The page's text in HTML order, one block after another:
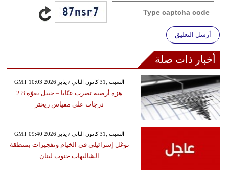
أرسل التعليق
أخبار ذات صلة
GMT 10:03 2026 السبت ,31 كانون الثاني / يناير
هزة أرضية تضرب عنّايا – جبيل بقوّة 2.8
درجات على مقياس ريختر
GMT 09:40 2026 السبت ,31 كانون الثاني / يناير
توغل إسرائيلي في الخيام وتفجيرات بمنطقة
الشاليهات جنوب لبنان